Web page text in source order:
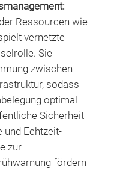
Ressourcen wie
vernetzte
Sie
zwischen
sodass
optimal
Sicherheit
und Echtzeit-
zur
fördern